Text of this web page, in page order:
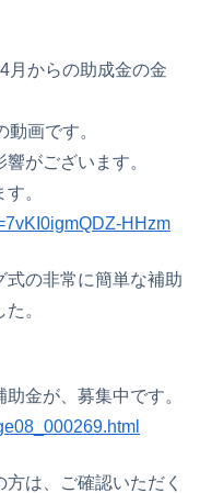
からの助成金の金
画です。
がございます。
。
HHzm
の非常に簡単な補助
。
金が、募集中です。
は、ご確認いただく